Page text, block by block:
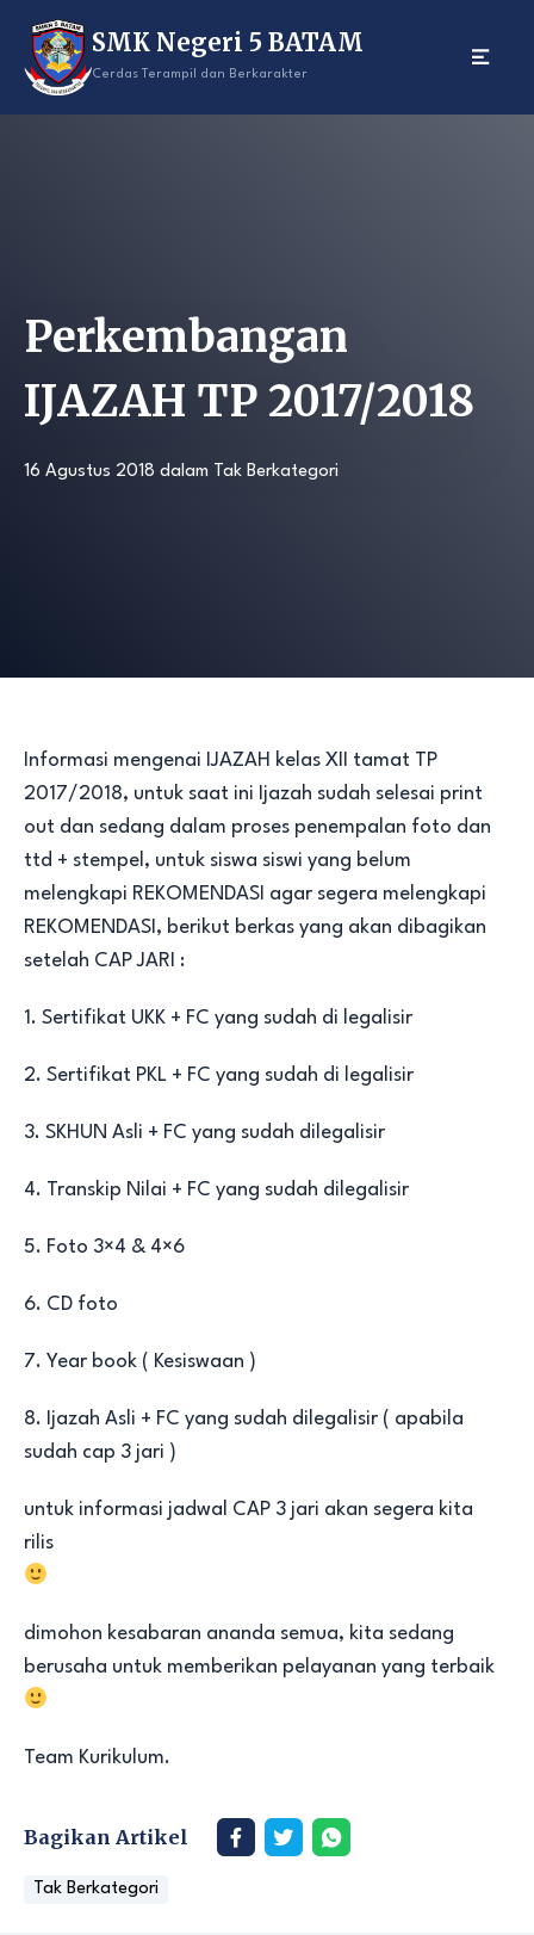
content
SMK Negeri 5 BATAM
Cerdas Terampil dan Berkarakter
Perkembangan
IJAZAH TP 2017/2018
16 Agustus 2018 dalam Tak Berkategori
Informasi mengenai IJAZAH kelas XII tamat TP
2017/2018, untuk saat ini Ijazah sudah selesai print
out dan sedang dalam proses penempalan foto dan
ttd + stempel, untuk siswa siswi yang belum
melengkapi REKOMENDASI agar segera melengkapi
REKOMENDASI, berikut berkas yang akan dibagikan
setelah CAP JARI :
1. Sertifikat UKK + FC yang sudah di legalisir
2. Sertifikat PKL + FC yang sudah di legalisir
3. SKHUN Asli + FC yang sudah dilegalisir
4. Transkip Nilai + FC yang sudah dilegalisir
5. Foto 3×4 & 4×6
6. CD foto
7. Year book ( Kesiswaan )
8. Ijazah Asli + FC yang sudah dilegalisir ( apabila
sudah cap 3 jari )
untuk informasi jadwal CAP 3 jari akan segera kita
rilis
dimohon kesabaran ananda semua, kita sedang
berusaha untuk memberikan pelayanan yang terbaik
Team Kurikulum.
Bagikan Artikel
Tak Berkategori